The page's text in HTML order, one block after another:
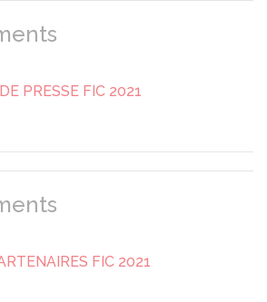
PRESSE FIC 2021
FIC 2021